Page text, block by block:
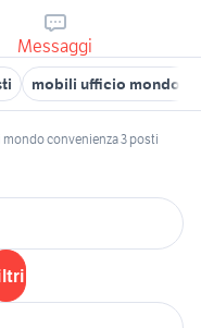
Messaggi
mobili ufficio mondo
convenienza 3 posti